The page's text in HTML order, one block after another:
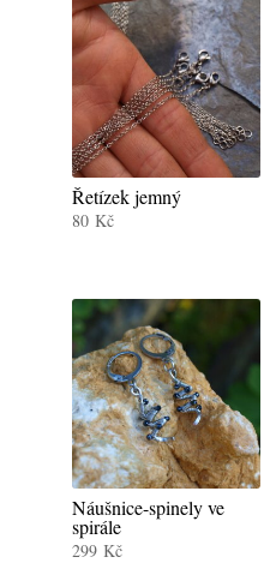
Řetízek jemný
80 Kč
Náušnice-spinely ve
spirále
299 Kč